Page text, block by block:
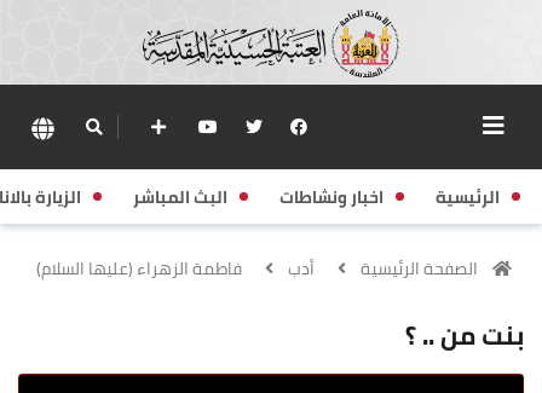
الرئيسية اخبار ونشاطات البث المباشر الزيارة
الصفحة الرئيسية أدب فاطمة الزهراء (عليها السلام)
بنت من .. ؟